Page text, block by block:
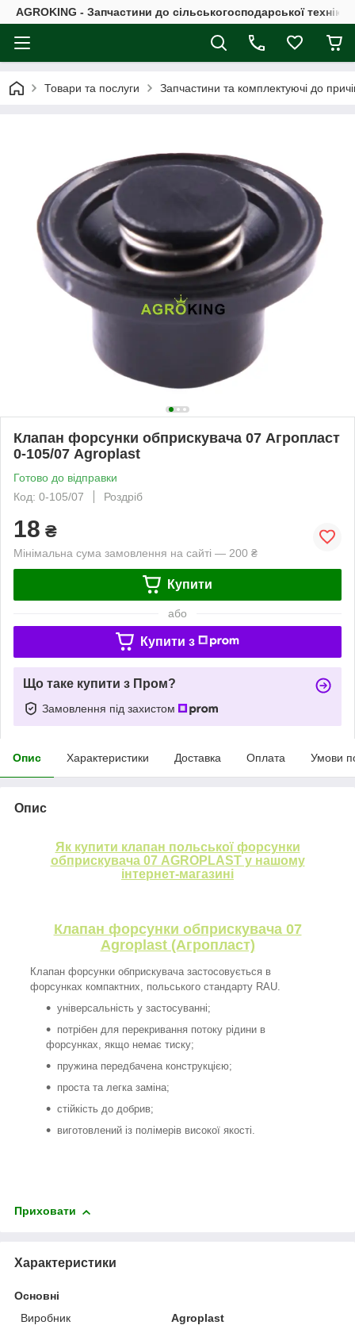
AGROKING - Запчастини до сільськогосподарської
Товари та послуги Запчастини та комплектуючі до
Клапан форсунки обприскувача 07 Агропласт
0-105/07 Agroplast
Готово до відправки
Код: 0-105/07
Роздріб
18 ₴
Мінімальна сума замовлення на сайті — 200 ₴
Купити
або
Купити з
Що таке купити з Пром?
Замовлення під захистом
Опис Характеристики Доставка Оплата Умови
Опис
Клапан форсунки обприскувача 07
Agroplast (Агропласт)
Клапан форсунки обприскувача застосовується в
форсунках компактних, польського стандарту RAU.
універсальність у застосуванні;
потрібен для перекривання потоку рідини в
форсунках, якщо немає тиску;
пружина передбачена конструкцією;
проста та легка заміна;
стійкість до добрив;
виготовлений із полімерів високої якості.
Як купити клапан польської форсунки
обприскувача 07 AGROPLAST у нашому
інтернет-магазині
Приховати
Характеристики
Основні
Виробник
Agroplast